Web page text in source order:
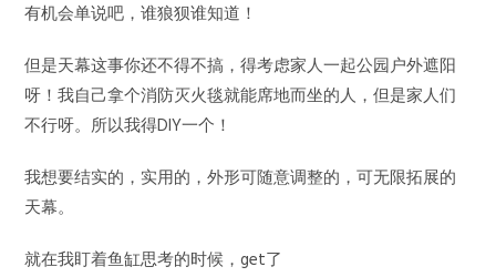
有机会单说吧，谁狼狈谁知道！
但是天幕这事你还不得不搞，得考虑家人一起公园户外遮阳
呀！我自己拿个消防灭火毯就能席地而坐的人，但是家人们
不行呀。所以我得DIY一个！
我想要结实的，实用的，外形可随意调整的，可无限拓展的
天幕。
就在我盯着鱼缸思考的时候，get了